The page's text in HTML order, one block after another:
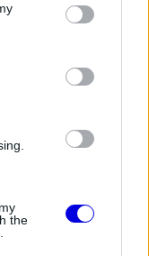
You may click to
party tags to
in below Google
the
a vártnál
előnyhöz
a Ferrarinak